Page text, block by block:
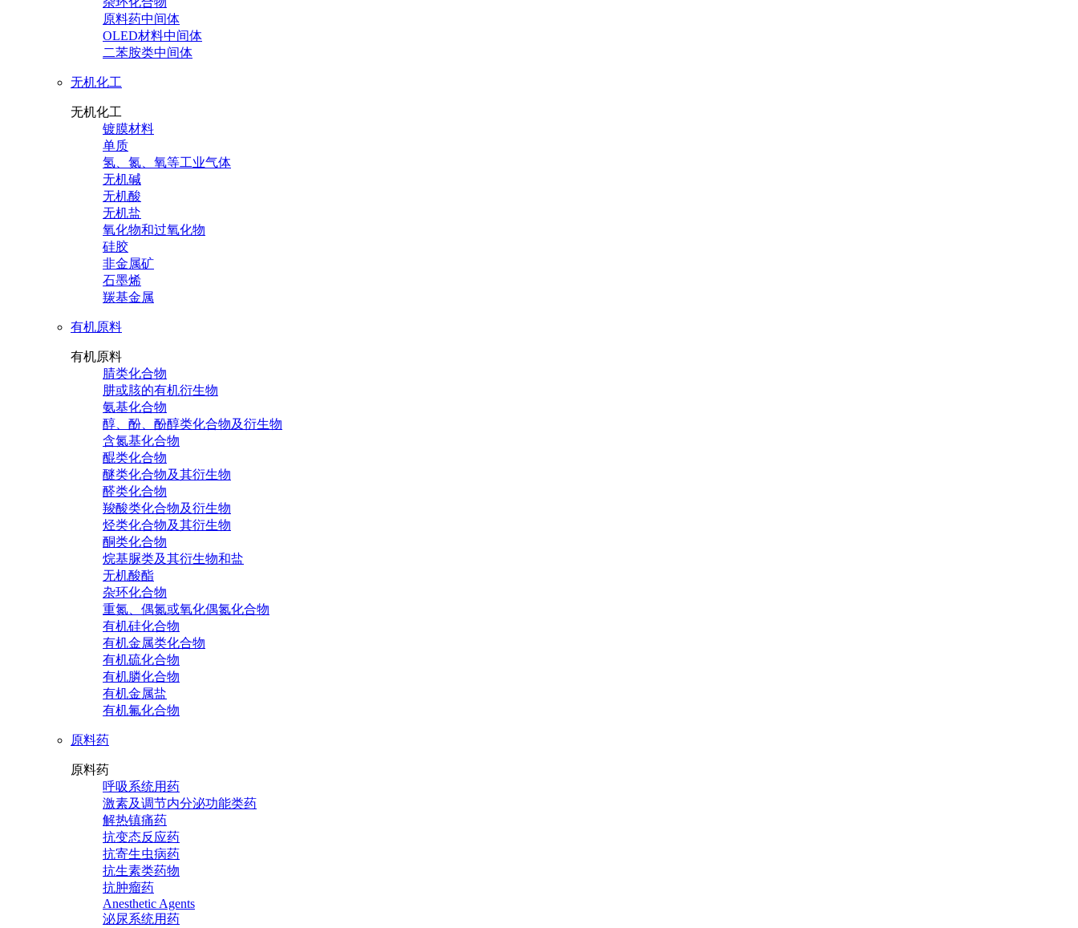
原料药中间体
OLED材料中间体
二苯胺类中间体
无机化工
无机化工
镀膜材料
单质
氢、氮、氧等工业气体
无机碱
无机酸
无机盐
氧化物和过氧化物
硅胶
非金属矿
石墨烯
羰基金属
有机原料
有机原料
腈类化合物
肼或胲的有机衍生物
氨基化合物
醇、酚、酚醇类化合物及衍生物
含氮基化合物
醌类化合物
醚类化合物及其衍生物
醛类化合物
羧酸类化合物及衍生物
烃类化合物及其衍生物
酮类化合物
烷基脲类及其衍生物和盐
无机酸酯
杂环化合物
重氮、偶氮或氧化偶氮化合物
有机硅化合物
有机金属类化合物
有机硫化合物
有机膦化合物
有机金属盐
有机氟化合物
原料药
原料药
呼吸系统用药
激素及调节内分泌功能类药
解热镇痛药
抗变态反应药
抗寄生虫病药
抗生素类药物
抗肿瘤药
Anesthetic Agents
泌尿系统用药